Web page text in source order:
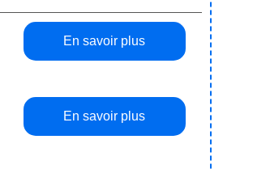
En savoir plus
En savoir plus